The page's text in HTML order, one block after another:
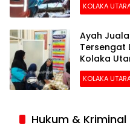
KOLAKA
Ayah
Tersengat
Kolaka
KOLAKA
Hukum & Kriminal